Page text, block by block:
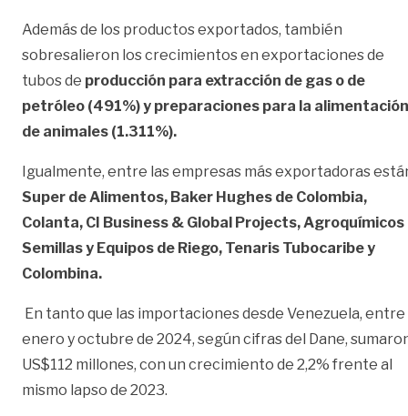
Además de los productos exportados, también
sobresalieron los crecimientos en exportaciones de
tubos de producción para extracción de gas o de
petróleo (491%) y preparaciones para la alimentación
de animales (1.311%).
Igualmente, entre las empresas más exportadoras
Super de Alimentos, Baker Hughes de Colombia,
Colanta, CI Business & Global Projects, Agroquímicos
Semillas y Equipos de Riego, Tenaris Tubocaribe y
Colombina.
En tanto que las importaciones desde Venezuela, entre
enero y octubre de 2024, según cifras del Dane,
US$112 millones, con un crecimiento de 2,2% frente al
mismo lapso de 2023.